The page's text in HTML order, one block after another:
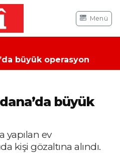
Menü
büyük operasyon
büyük
yapılan ev
kişi gözaltına alındı.